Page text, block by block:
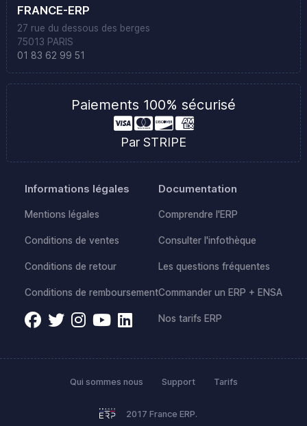
FRANCE-ERP
27 rue du dessous des berges
75013 PARIS
01 83 62 99 51
Paiements 100% sécurisé
Par STRIPE
Informations légales
Mentions légales
Conditions de ventes
Conditions de retour
Conditions de remboursement
Documentation
Comprendre l'ERP
Consulter l'infothèque
Les questions fréquentes
Commander un ERP + ENSA
Nos tarifs ERP
2017 France ERP.
Qui sommes nous Support Tarifs